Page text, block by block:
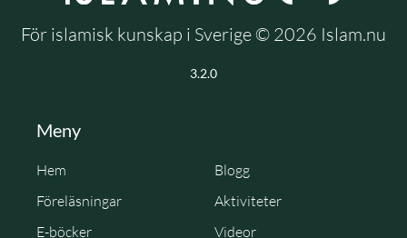
För islamisk kunskap i Sverige © 2026 Islam.nu
3.2.0
Meny
Hem
Blogg
Föreläsningar
Aktiviteter
E-böcker
Videor